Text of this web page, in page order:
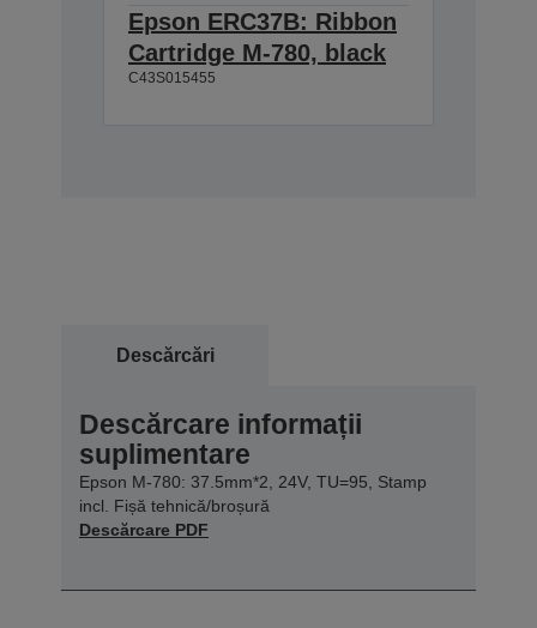
Epson ERC37B: Ribbon
Cartridge M-780, black
C43S015455
Descărcări
Descărcare informații
suplimentare
Epson M-780: 37.5mm*2, 24V, TU=95, Stamp
incl. Fișă tehnică/broșură
Descărcare PDF